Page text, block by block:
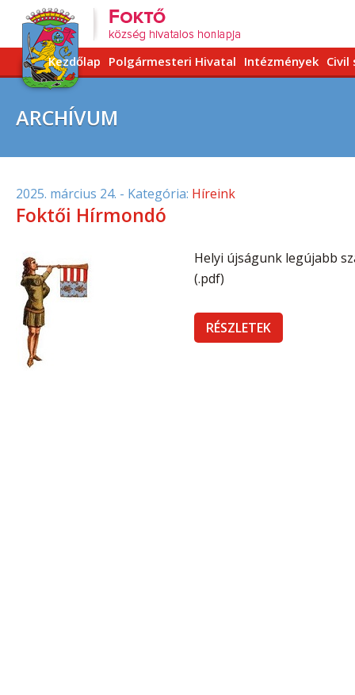
Kezdőlap Polgármesteri Hivatal Intézmények Civil
ARCHÍVUM
2025. március 24. - Kategória: Híreink
Foktői Hírmondó
Helyi újságunk legújabb
(.pdf)
RÉSZLETEK